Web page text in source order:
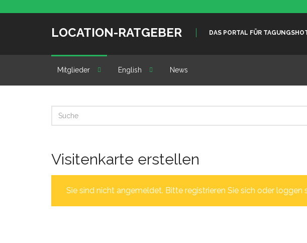
LOCATION-RATGEBER DAS PORTAL FÜR
Mitglieder English News
Visitenkarte erstellen
Sie sind nicht angemeldet. Bitte registrieren Sie sich oder loggen